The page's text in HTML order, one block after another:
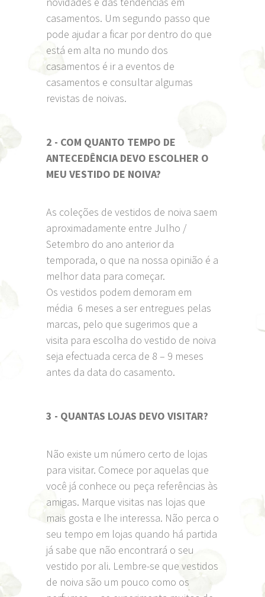
casamentos. Um segundo passo que
pode ajudar a ficar por dentro do que
está em alta no mundo dos
casamentos é ir a eventos de
casamentos e consultar algumas
revistas de noivas.
2 - COM QUANTO TEMPO DE
ANTECEDÊNCIA DEVO ESCOLHER O
MEU VESTIDO DE NOIVA?
As coleções de vestidos de noiva saem
aproximadamente entre Julho /
Setembro do ano anterior da
temporada, o que na nossa opinião é a
melhor data para começar.
Os vestidos podem demoram em
média 6 meses a ser entregues pelas
marcas, pelo que sugerimos que a
visita para escolha do vestido de noiva
seja efectuada cerca de 8 – 9 meses
antes da data do casamento.
3 - QUANTAS LOJAS DEVO VISITAR?
Não existe um número certo de lojas
para visitar. Comece por aquelas que
você já conhece ou peça referências às
amigas. Marque visitas nas lojas que
mais gosta e lhe interessa. Não perca o
seu tempo em lojas quando há partida
já sabe que não encontrará o seu
vestido por ali. Lembre-se que vestidos
de noiva são um pouco como os